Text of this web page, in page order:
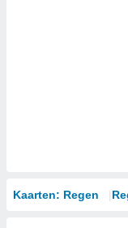
Kaarten: Regen